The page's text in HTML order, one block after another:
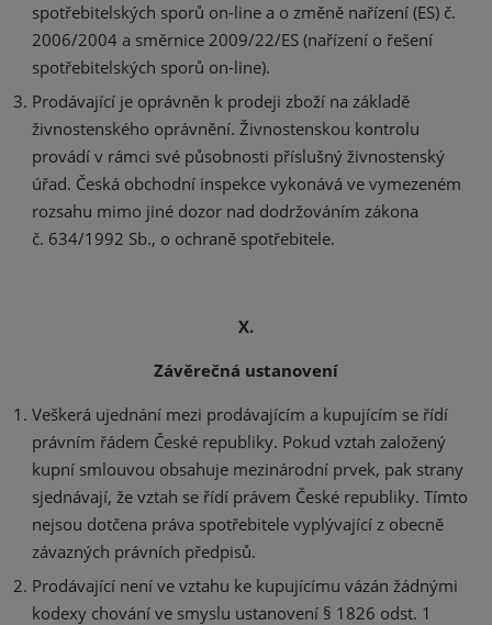
spotřebitelských sporů on-line a o změně nařízení (ES) č.
2006/2004 a směrnice 2009/22/ES (nařízení o řešení
spotřebitelských sporů on-line).
Prodávající je oprávněn k prodeji zboží na základě
živnostenského oprávnění. Živnostenskou kontrolu
provádí v rámci své působnosti příslušný živnostenský
úřad. Česká obchodní inspekce vykonává ve vymezeném
rozsahu mimo jiné dozor nad dodržováním zákona
č. 634/1992 Sb., o ochraně spotřebitele.
X.
Závěrečná ustanovení
Veškerá ujednání mezi prodávajícím a kupujícím se řídí
právním řádem České republiky. Pokud vztah založený
kupní smlouvou obsahuje mezinárodní prvek, pak strany
sjednávají, že vztah se řídí právem České republiky. Tímto
nejsou dotčena práva spotřebitele vyplývající z obecně
závazných právních předpisů.
Prodávající není ve vztahu ke kupujícímu vázán žádnými
kodexy chování ve smyslu ustanovení § 1826 odst. 1